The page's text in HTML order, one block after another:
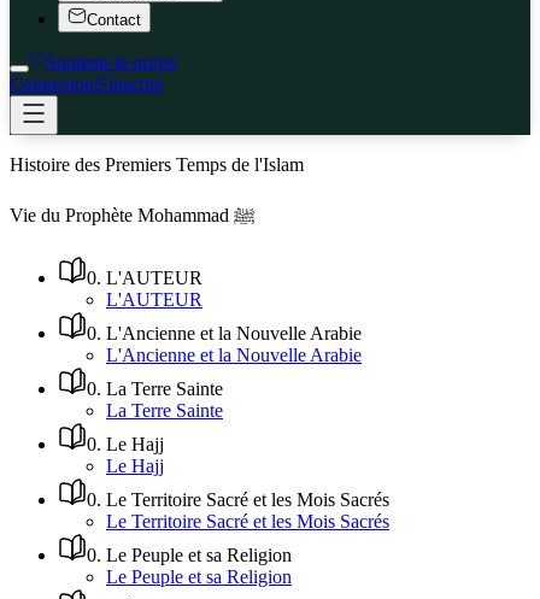
Contact
Soutenir le projet
ConnexionS'inscrire
Histoire des Premiers Temps de l'Islam
Vie du Prophète Mohammad ﷺ
0. L'AUTEUR
L'AUTEUR
0. L'Ancienne et la Nouvelle Arabie
L'Ancienne et la Nouvelle Arabie
0. La Terre Sainte
La Terre Sainte
0. Le Hajj
Le Hajj
0. Le Territoire Sacré et les Mois Sacrés
Le Territoire Sacré et les Mois Sacrés
0. Le Peuple et sa Religion
Le Peuple et sa Religion